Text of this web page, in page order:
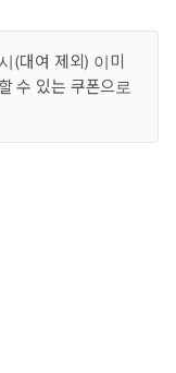
(대여 제외) 이미
수 있는 쿠폰으로